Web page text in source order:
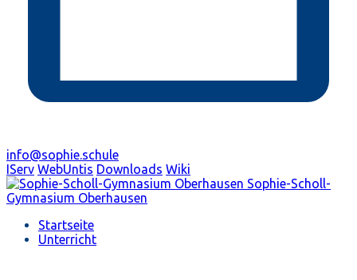
info@sophie.schule
IServ WebUntis Downloads Wiki
Sophie-Scholl-
Gymnasium Oberhausen
Startseite
Unterricht